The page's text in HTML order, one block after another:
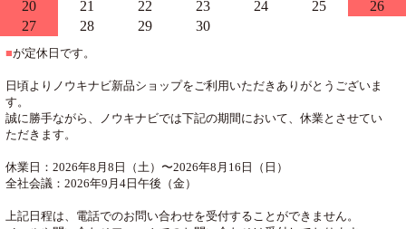
20
21 22 23 24 25
26
27
28 29 30
■が定休日です。
日頃よりノウキナビ新品ショップをご利用いただきありがとうございま
す。
誠に勝手ながら、ノウキナビでは下記の期間において、休業とさせてい
ただきます。
休業日：2026年8月8日（土）〜2026年8月16日（日）
全社会議：2026年9月4日午後（金）
上記日程は、電話でのお問い合わせを受付することができません。